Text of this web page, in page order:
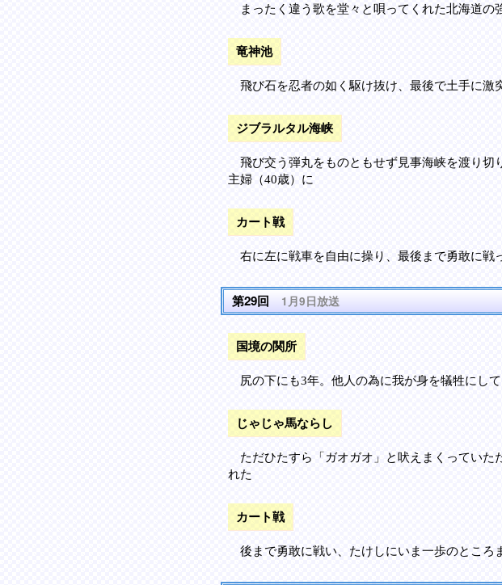
まったく違う歌を堂々と唄ってくれた北海道
竜神池
飛び石を忍者の如く駆け抜け、最後で土手に
ジブラルタル海峡
飛び交う弾丸をものともせず見事海峡を渡り
主婦（40歳）に
カート戦
右に左に戦車を自由に操り、最後まで勇敢に
第29回 1月9日放送
国境の関所
尻の下にも3年。他人の為に我が身を犠牲にし
じゃじゃ馬ならし
ただひたすら「ガオガオ」と吠えまくってい
れた
カート戦
後まで勇敢に戦い、たけしにいま一歩のとこ